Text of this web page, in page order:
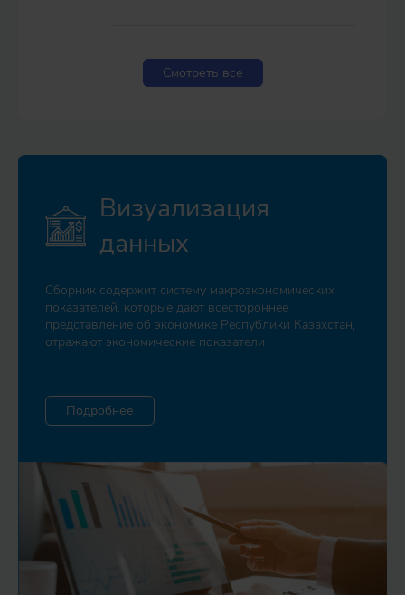
Смотреть все
Визуализация
данных
Сборник содержит систему макроэкономических
показателей, которые дают всестороннее
представление об экономике Республики Казахстан,
отражают экономические показатели
Подробнее